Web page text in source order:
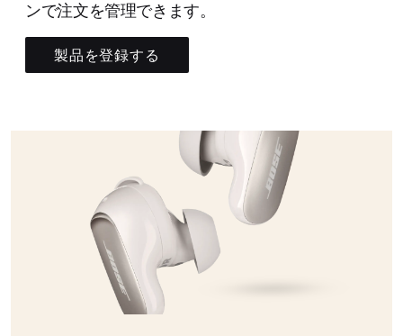
ンで注文を管理できます。
製品を登録する